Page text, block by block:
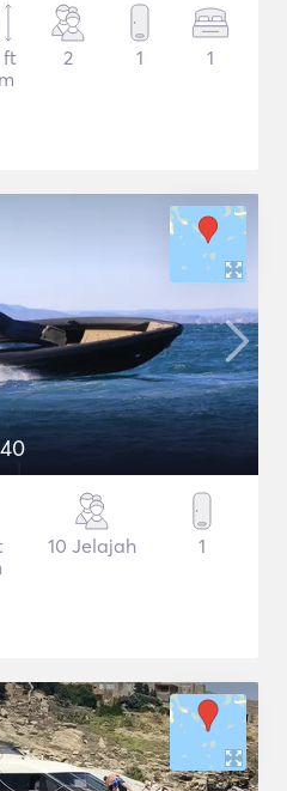
ft
2 1 1
10 Jelajah 1